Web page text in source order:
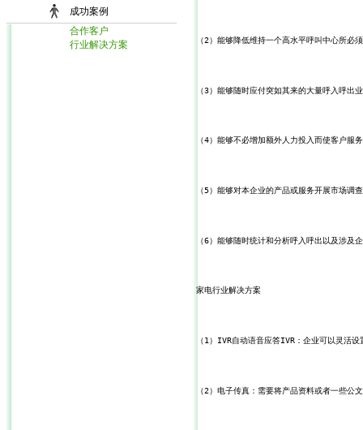
成功案例
合作客户
行业解决方案
（2）能够降低维持一个高水平呼叫中心所必
（3）能够随时应付突如其来的大量呼入呼出
（4）能够不必增加额外人力投入而使客户服
（5）能够对本企业的产品或服务开展市场调
（6）能够随时统计和分析呼入呼出以及涉及
家电行业解决方案
（1）IVR自动语音应答IVR：企业可以灵活
（2）电子传真：需要将产品资料或者一些公